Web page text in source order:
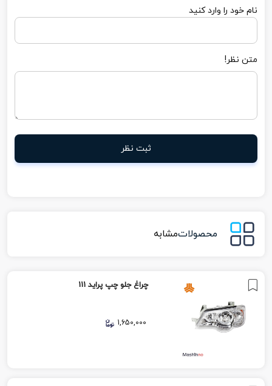
نام خود را وارد کنید
متن نظر!
ثبت نظر
محصولاتمشابه
چراغ جلو چپ پراید 111
1,650,000